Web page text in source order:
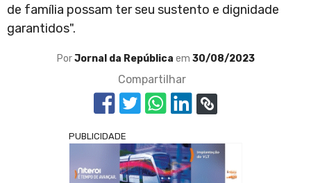
de família possam ter seu sustento e dignidade
garantidos".
PorJornal da República em 30/08/2023
Compartilhar
PUBLICIDADE